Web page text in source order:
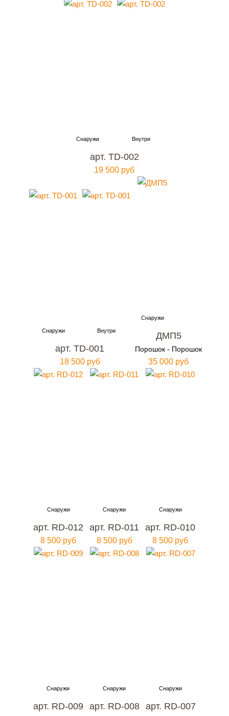
арт. TD-002
19 500 руб
арт. TD-001
18 500 руб
ДМП5
Порошок - Порошок
35 000 руб
арт. RD-012
8 500 руб
арт. RD-011
8 500 руб
арт. RD-010
8 500 руб
арт. RD-009 арт. RD-008 арт. RD-007